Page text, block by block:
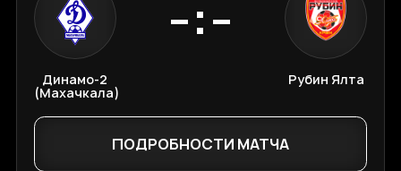
Динамо-2
(Махачкала)
-:-
Рубин Ялта
ПОДРОБНОСТИ МАТЧА